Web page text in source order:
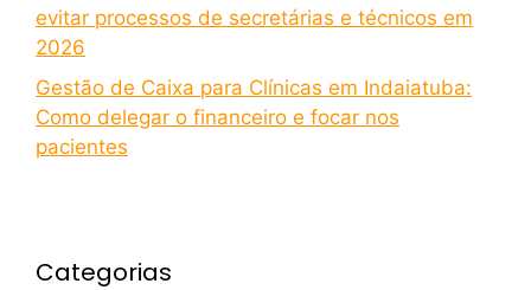
evitar processos de secretárias e técnicos em
2026
Gestão de Caixa para Clínicas em Indaiatuba:
Como delegar o financeiro e focar nos
pacientes
Categorias